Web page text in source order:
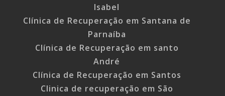
Isabel
Clínica de Recuperação em Santana de
Parnaíba
Clínica de Recuperação em santo
André
Clínica de Recuperação em Santos
Clinica de recuperação em São